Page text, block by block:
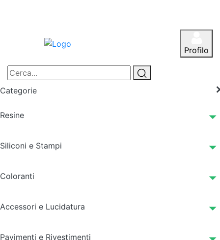
Profilo
Categorie
Resine
Siliconi e Stampi
Coloranti
Accessori e Lucidatura
Pavimenti e Rivestimenti